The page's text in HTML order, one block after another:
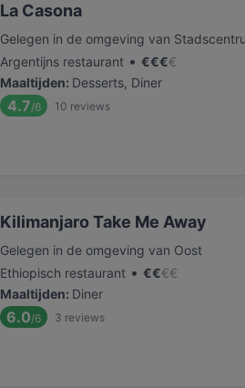
La Casona
Gelegen in de omgeving van
Argentijns restaurant • €€€€
Maaltijden: Desserts, Diner
4.7/6 10 reviews
Kilimanjaro Take Me Away
Gelegen in de omgeving van Oost
Ethiopisch restaurant • €€€€
Maaltijden: Diner
6.0/6 3 reviews